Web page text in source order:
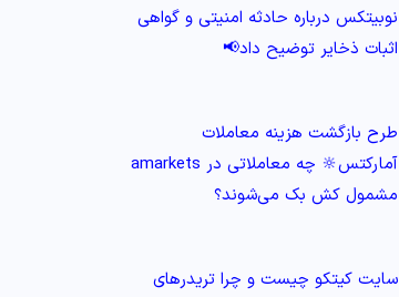
نوبیتکس درباره حادثه امنیتی و گواهی
اثبات ذخایر توضیح داد📢
طرح بازگشت هزینه معاملات
آمارکتس🔆 چه معاملاتی در amarkets
مشمول کش‌ بک می‌شوند؟
سایت کیتکو چیست و چرا تریدرهای